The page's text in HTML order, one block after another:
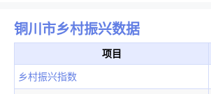
铜川市乡村振兴数据
项目
乡村振兴指数